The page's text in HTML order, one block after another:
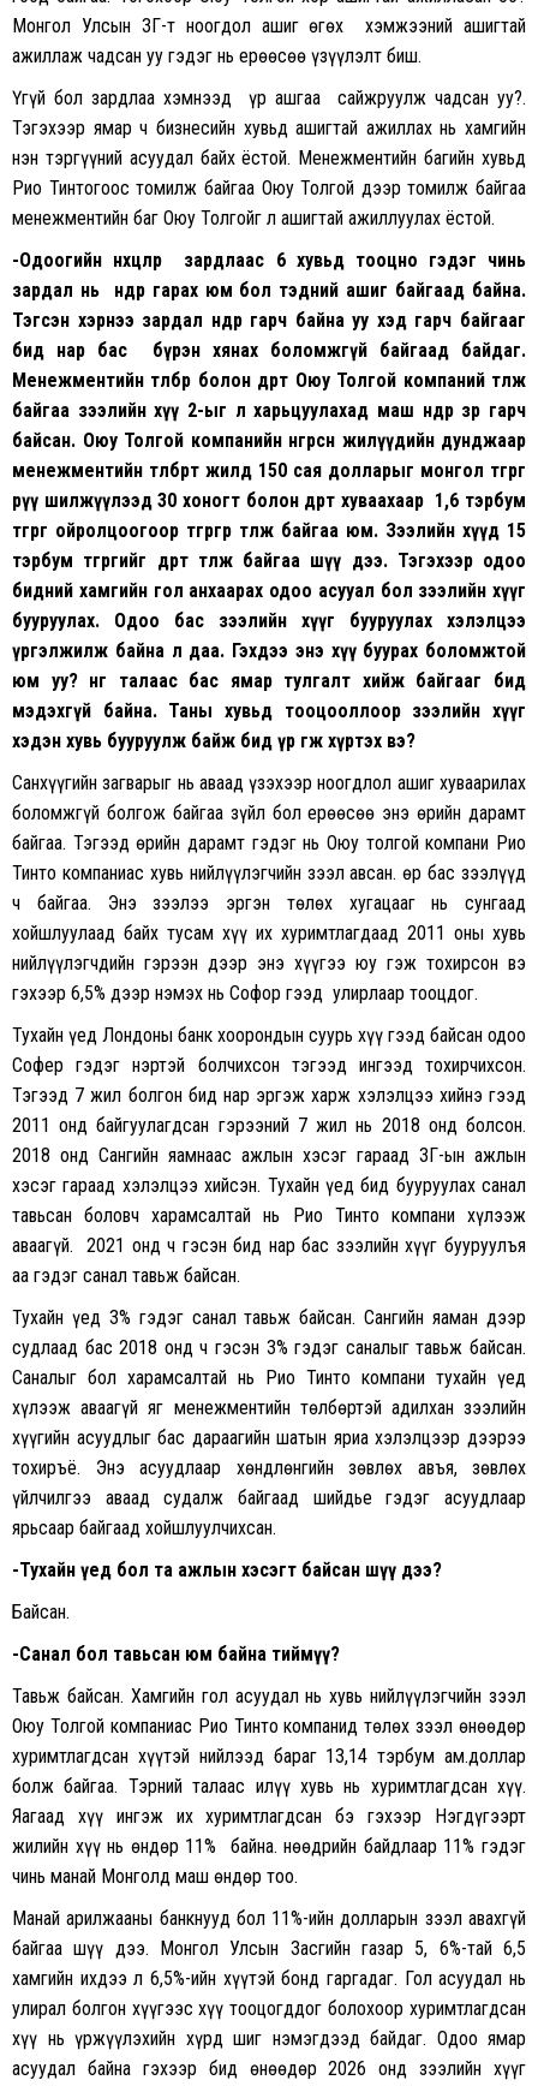
Монгол Улсын ЗГ-т ноогдол ашиг өгөх хэмжээний ашигтай
ажиллаж чадсан уу гэдэг нь ерөөсөө үзүүлэлт биш.
Үгүй бол зардлаа хэмнээд үр ашгаа сайжруулж чадсан уу?.
Тэгэхээр ямар ч бизнесийн хувьд ашигтай ажиллах нь хамгийн
нэн тэргүүний асуудал байх ёстой. Менежментийн багийн хувьд
Рио Тинтогоос томилж байгаа Оюу Толгой дээр томилж байгаа
менежментийн баг Оюу Толгойг л ашигтай ажиллуулах ёстой.
-Одоогийн нөхцөлөөр зардлаас 6 хувьд тооцно гэдэг чинь
зардал нь өндөр гарах юм бол тэдний ашиг байгаад байна.
Тэгсэн хэрнээ зардал өндөр гарч байна уу хэд гарч байгааг
бид нар бас бүрэн хянах боломжгүй байгаад байдаг.
Менежментийн төлбөр болон өдөрт Оюу Толгой компаний төлж
байгаа зээлийн хүү 2-ыг л харьцуулахад маш өндөр зөрөө гарч
байсан. Оюу Толгой компанийн өнгөрсөн жилүүдийн дунджаар
менежментийн төлбөрт жилд 150 сая долларыг монгол төгрөг
рүү шилжүүлээд 30 хоногт болон өдөрт хуваахаар 1,6 тэрбум
төгрөг ойролцоогоор төгрөгөөр төлж байгаа юм. Зээлийн хүүд 15
тэрбум төгрөгийг өдөрт төлж байгаа шүү дээ. Тэгэхээр одоо
бидний хамгийн гол анхаарах одоо асууал бол зээлийн хүүг
бууруулах. Одоо бас зээлийн хүүг бууруулах хэлэлцээ
үргэлжилж байна л даа. Гэхдээ энэ хүү буурах боломжтой
юм уу? нөгөө талаас бас ямар тулгалт хийж байгааг бид
мэдэхгүй байна. Таны хувьд тооцооллоор зээлийн хүүг
хэдэн хувь бууруулж байж бид үр өгөөж хүртэх вэ?
Санхүүгийн загварыг нь аваад үзэхээр ноогдлол ашиг хуваарилах
боломжгүй болгож байгаа зүйл бол ерөөсөө энэ өрийн дарамт
байгаа. Тэгээд өрийн дарамт гэдэг нь Оюу толгой компани Рио
Тинто компаниас хувь нийлүүлэгчийн зээл авсан. Өөр бас зээлүүд
ч байгаа. Энэ зээлээ эргэн төлөх хугацааг нь сунгаад
хойшлуулаад байх тусам хүү их хуримтлагдаад 2011 оны хувь
нийлүүлэгчдийн гэрээн дээр энэ хүүгээ юу гэж тохирсон вэ
гэхээр 6,5% дээр нэмэх нь Софор гээд улирлаар тооцдог.
Тухайн үед Лондоны банк хоорондын суурь хүү гээд байсан одоо
Софер гэдэг нэртэй болчихсон тэгээд ингээд тохирчихсон.
Тэгээд 7 жил болгон бид нар эргэж харж хэлэлцээ хийнэ гээд
2011 онд байгуулагдсан гэрээний 7 жил нь 2018 онд болсон.
2018 онд Сангийн яамнаас ажлын хэсэг гараад ЗГ-ын ажлын
хэсэг гараад хэлэлцээ хийсэн. Тухайн үед бид бууруулах санал
тавьсан боловч харамсалтай нь Рио Тинто компани хүлээж
аваагүй. 2021 онд ч гэсэн бид нар бас зээлийн хүүг бууруулъя
аа гэдэг санал тавьж байсан.
Тухайн үед 3% гэдэг санал тавьж байсан. Сангийн яаман дээр
судлаад бас 2018 онд ч гэсэн 3% гэдэг саналыг тавьж байсан.
Саналыг бол харамсалтай нь Рио Тинто компани тухайн үед
хүлээж аваагүй яг менежментийн төлбөртэй адилхан зээлийн
хүүгийн асуудлыг бас дараагийн шатын яриа хэлэлцээр дээрээ
тохиръё. Энэ асуудлаар хөндлөнгийн зөвлөх авъя, зөвлөх
үйлчилгээ аваад судалж байгаад шийдье гэдэг асуудлаар
ярьсаар байгаад хойшлуулчихсан.
-Тухайн үед бол та ажлын хэсэгт байсан шүү дээ?
Байсан.
-Санал бол тавьсан юм байна тиймүү?
Тавьж байсан. Хамгийн гол асуудал нь хувь нийлүүлэгчийн зээл
Оюу Толгой компаниас Рио Тинто компанид төлөх зээл өнөөдөр
хуримтлагдсан хүүтэй нийлээд бараг 13,14 тэрбум ам.доллар
болж байгаа. Тэрний талаас илүү хувь нь хуримтлагдсан хүү.
Яагаад хүү ингэж их хуримтлагдсан бэ гэхээр Нэгдүгээрт
жилийн хүү нь өндөр 11% байна. Өнөөдрийн байдлаар 11% гэдэг
чинь манай Монголд маш өндөр тоо.
Манай арилжааны банкнууд бол 11%-ийн долларын зээл авахгүй
байгаа шүү дээ. Монгол Улсын Засгийн газар 5, 6%-тай 6,5
хамгийн ихдээ л 6,5%-ийн хүүтэй бонд гаргадаг. Гол асуудал нь
улирал болгон хүүгээс хүү тооцогддог болохоор хуримтлагдсан
хүү нь үржүүлэхийн хүрд шиг нэмэгдээд байдаг. Одоо ямар
асуудал байна гэхээр бид өнөөдөр 2026 онд зээлийн хүүг